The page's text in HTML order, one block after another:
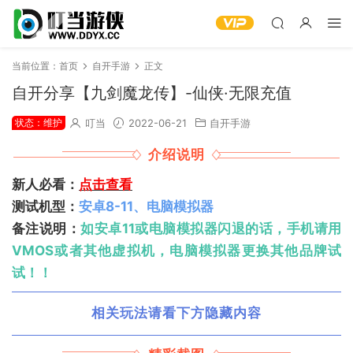
当前位置： 首页 自开手游 正文
自开分享【九剑魔龙传】-仙侠·无限充值
状态：维护 叮当 2022-06-21 自开手游
介绍说明
新人必看： 点击查看
测试机型： 安卓8-11、电脑模拟器
备注说明：如安卓11或电脑模拟器闪退的话，手机请用
VMOS或者其他虚拟机，电脑模拟器更换其他品牌试
试！！
相关玩法请看下方隐藏内容